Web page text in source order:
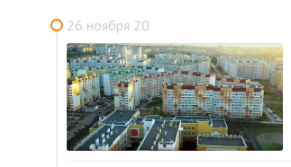
26 ноября 20